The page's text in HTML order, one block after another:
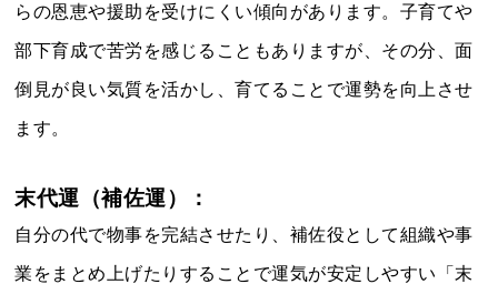
らの恩恵や援助を受けにくい傾向があります。子育てや
部下育成で苦労を感じることもありますが、その分、面
倒見が良い気質を活かし、育てることで運勢を向上させ
ます。
末代運（補佐運）：
自分の代で物事を完結させたり、補佐役として組織や事
業をまとめ上げたりすることで運気が安定しやすい「末